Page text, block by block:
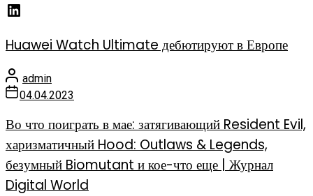
Huawei Watch Ultimate дебютируют в Европе
admin
04.04.2023
Во что поиграть в мае: затягивающий Resident Evil,
харизматичный Hood: Outlaws & Legends,
безумный Biomutant и кое-что еще | Журнал
Digital World